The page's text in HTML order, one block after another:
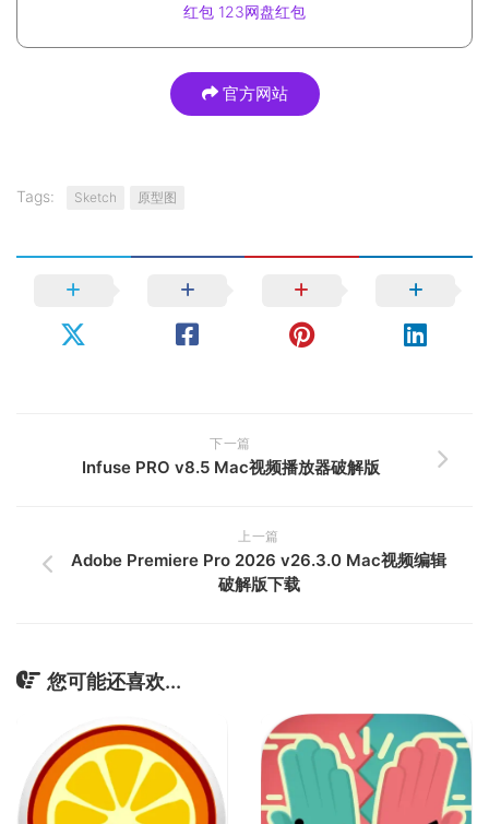
红包 123网盘红包
官方网站
Tags: Sketch 原型图
下一篇
Infuse PRO v8.5 Mac视频播放器破解版
上一篇
Adobe Premiere Pro 2026 v26.3.0 Mac视频编辑
破解版下载
您可能还喜欢...